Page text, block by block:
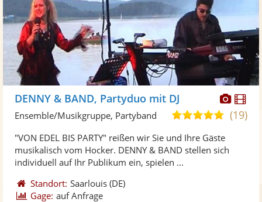
DENNY & BAND, Partyduo mit DJ
5,0
5
(19)
Ensemble/Musikgruppe, Partyband
"VON EDEL BIS PARTY" reißen wir Sie und Ihre Gäste
musikalisch vom Hocker. DENNY & BAND stellen sich
individuell auf Ihr Publikum ein, spielen ...
Standort: Saarlouis (DE)
Gage: auf Anfrage